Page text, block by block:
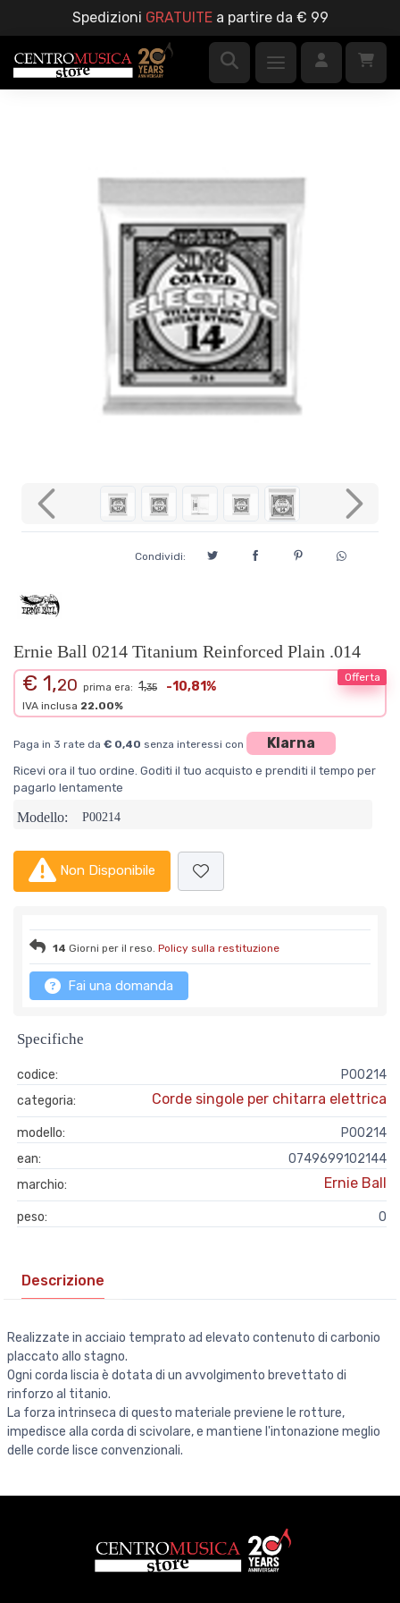
Spedizioni GRATUITEa partire da € 99
Previous Next
Condividi:
Ernie Ball 0214 Titanium Reinforced Plain .014
Offerta
€ 1,20 prima era: 1,35 -10,81%
IVA inclusa 22.00%
Paga in 3 rate da € 0,40 senza interessi con Klarna
Ricevi ora il tuo ordine. Goditi il tuo acquisto e prenditi il tempo per
pagarlo lentamente
Modello: P00214
Non Disponibile
14 Giorni per il reso. Policy sulla restituzione
Fai una domanda
Specifiche
codice:
P00214
categoria:
Corde singole per chitarra elettrica
modello:
P00214
ean:
0749699102144
marchio:
Ernie Ball
peso: 0
Descrizione
Realizzate in acciaio temprato ad elevato contenuto di carbonio
placcato allo stagno.
Ogni corda liscia è dotata di un avvolgimento brevettato di
rinforzo al titanio.
La forza intrinseca di questo materiale previene le rotture,
impedisce alla corda di scivolare, e mantiene l'intonazione meglio
delle corde lisce convenzionali.